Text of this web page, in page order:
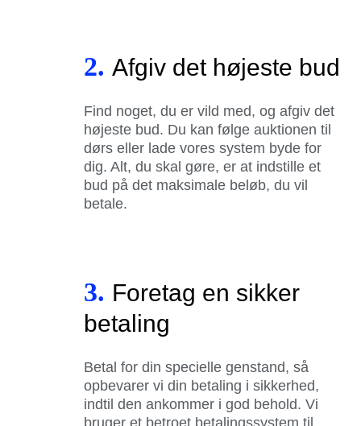
2. Afgiv det højeste bud
Find noget, du er vild med, og afgiv det
højeste bud. Du kan følge auktionen til
dørs eller lade vores system byde for
dig. Alt, du skal gøre, er at indstille et
bud på det maksimale beløb, du vil
betale.
3. Foretag en sikker
betaling
Betal for din specielle genstand, så
opbevarer vi din betaling i sikkerhed,
indtil den ankommer i god behold. Vi
bruger et betroet betalingssystem til